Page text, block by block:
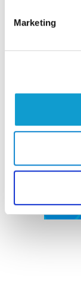
Marketing